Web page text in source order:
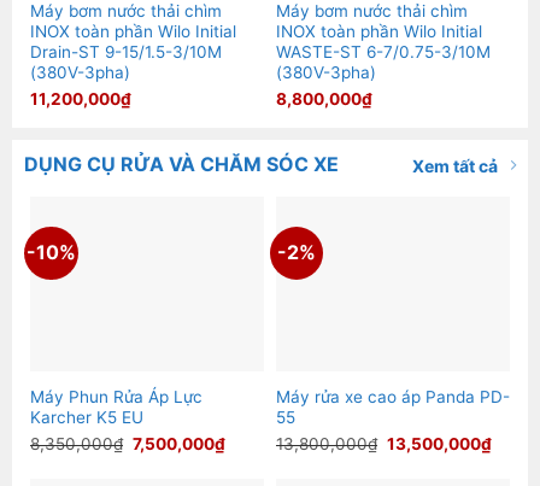
Máy bơm nước thải chìm
INOX toàn phần Wilo Initial
Drain-ST 9-15/1.5-3/10M
(380V-3pha)
11,200,000₫
Máy bơm nước thải chìm
INOX toàn phần Wilo Initial
WASTE-ST 6-7/0.75-3/10M
(380V-3pha)
8,800,000₫
DỤNG CỤ RỬA VÀ CHĂM SÓC XE Xem tất cả
-10%
Máy Phun Rửa Áp Lực
Karcher K5 EU
8,350,000₫ Giá
gốc
7,500,000₫Giá
-2%
Máy rửa xe cao áp Panda PD-
55
13,800,000₫ Giá
gốc
13,500,000₫Giá